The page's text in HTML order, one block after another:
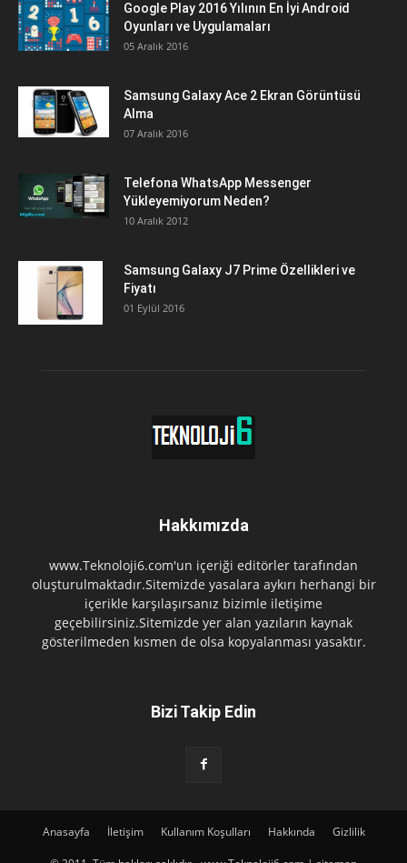
Google Play 2016 Yılının En İyi Android
Oyunları ve Uygulamaları
05 Aralık 2016
Samsung Galaxy Ace 2 Ekran Görüntüsü
Alma
07 Aralık 2016
Telefona WhatsApp Messenger
Yükleyemiyorum Neden?
10 Aralık 2012
Samsung Galaxy J7 Prime Özellikleri ve
Fiyatı
01 Eylül 2016
Hakkımızda
www.Teknoloji6.com'un içeriği editörler tarafından
oluşturulmaktadır.Sitemizde yasalara aykırı herhangi bir
içerikle karşılaşırsanız bizimle iletişime
geçebilirsiniz.Sitemizde yer alan yazıların kaynak
gösterilmeden kısmen de olsa kopyalanması yasaktır.
Bizi Takip Edin
Anasayfa İletişim Kullanım Koşulları Hakkında Gizlilik